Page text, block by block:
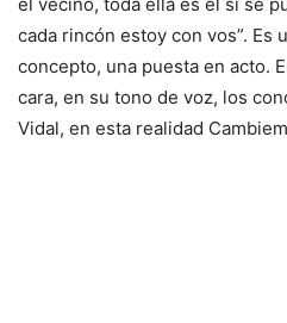
el vecino, toda ella es el sí se
cada rincón estoy con vos”. Es
concepto, una puesta en acto.
cara, en su tono de voz, los
Vidal, en esta realidad